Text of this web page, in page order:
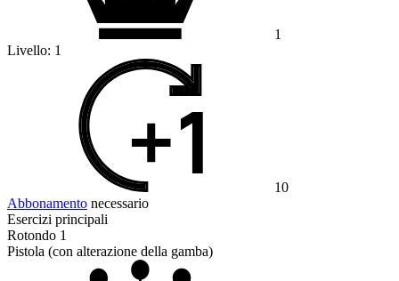
1
Livello: 1
10
Abbonamento necessario
Esercizi principali
Rotondo 1
Pistola (con alterazione della gamba)